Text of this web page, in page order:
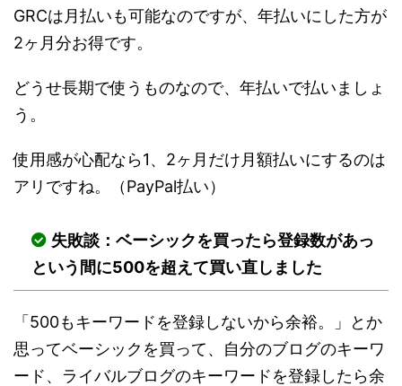
GRCは月払いも可能なのですが、年払いにした方が
2ヶ月分お得です。
どうせ長期で使うものなので、年払いで払いましょ
う。
使用感が心配なら1、2ヶ月だけ月額払いにするのは
アリですね。（PayPal払い）
失敗談：ベーシックを買ったら登録数があっ
という間に500を超えて買い直しました
「500もキーワードを登録しないから余裕。」とか
思ってベーシックを買って、自分のブログのキーワ
ード、ライバルブログのキーワードを登録したら余